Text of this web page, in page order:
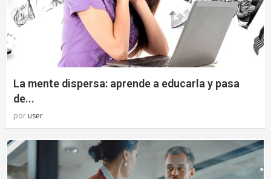
La mente dispersa: aprende a educarla y pasa
de...
por user